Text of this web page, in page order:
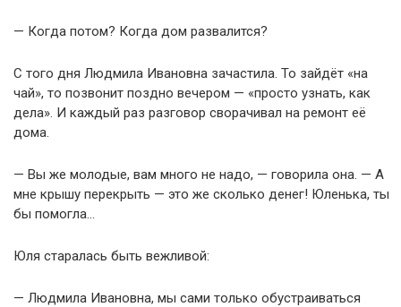
— Когда потом? Когда дом развалится?
С того дня Людмила Ивановна зачастила. То зайдёт «на
чай», то позвонит поздно вечером — «просто узнать, как
дела». И каждый раз разговор сворачивал на ремонт её
дома.
— Вы же молодые, вам много не надо, — говорила она. — А
мне крышу перекрыть — это же сколько денег! Юленька, ты
бы помогла…
Юля старалась быть вежливой:
— Людмила Ивановна, мы сами только обустраиваться